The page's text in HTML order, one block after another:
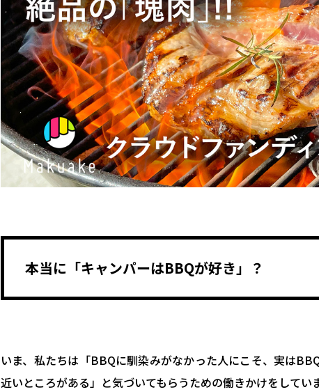
本当に「キャンパーはBBQが好き」？
いま、私たちは「BBQに馴染みがなかった人にこそ、実は
近いところがある」と気づいてもらうための働きかけをしていま